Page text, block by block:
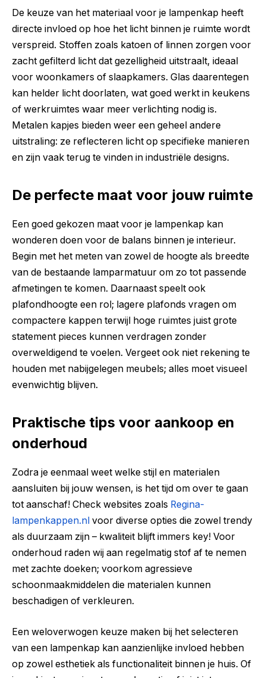
De keuze van het materiaal voor je lampenkap heeft
directe invloed op hoe het licht binnen je ruimte wordt
verspreid. Stoffen zoals katoen of linnen zorgen voor
zacht gefilterd licht dat gezelligheid uitstraalt, ideaal
voor woonkamers of slaapkamers. Glas daarentegen
kan helder licht doorlaten, wat goed werkt in keukens
of werkruimtes waar meer verlichting nodig is.
Metalen kapjes bieden weer een geheel andere
uitstraling: ze reflecteren licht op specifieke manieren
en zijn vaak terug te vinden in industriële designs.
De perfecte maat voor jouw ruimte
Een goed gekozen maat voor je lampenkap kan
wonderen doen voor de balans binnen je interieur.
Begin met het meten van zowel de hoogte als breedte
van de bestaande lamparmatuur om zo tot passende
afmetingen te komen. Daarnaast speelt ook
plafondhoogte een rol; lagere plafonds vragen om
compactere kappen terwijl hoge ruimtes juist grote
statement pieces kunnen verdragen zonder
overweldigend te voelen. Vergeet ook niet rekening te
houden met nabijgelegen meubels; alles moet visueel
evenwichtig blijven.
Praktische tips voor aankoop en
onderhoud
Zodra je eenmaal weet welke stijl en materialen
aansluiten bij jouw wensen, is het tijd om over te gaan
tot aanschaf! Check websites zoals Regina-
lampenkappen.nl voor diverse opties die zowel trendy
als duurzaam zijn – kwaliteit blijft immers key! Voor
onderhoud raden wij aan regelmatig stof af te nemen
met zachte doeken; voorkom agressieve
schoonmaakmiddelen die materialen kunnen
beschadigen of verkleuren.
Een weloverwogen keuze maken bij het selecteren
van een lampenkap kan aanzienlijke invloed hebben
op zowel esthetiek als functionaliteit binnen je huis. Of